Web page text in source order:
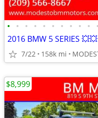
• • • • • • • • • • •
2016 BMW 5 SERIES
7/22 158k mi
$8,999